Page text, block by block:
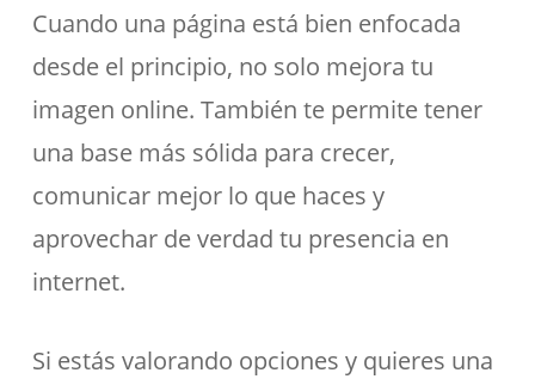
Cuando una página está bien enfocada
desde el principio, no solo mejora tu
imagen online. También te permite tener
una base más sólida para crecer,
comunicar mejor lo que haces y
aprovechar de verdad tu presencia en
internet.
Si estás valorando opciones y quieres una